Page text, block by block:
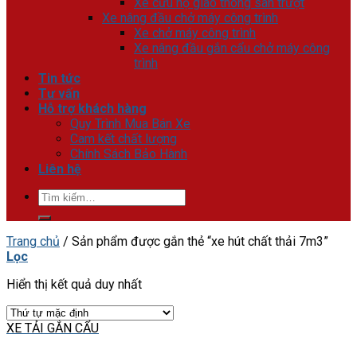
Xe nâng đầu chở máy công trình
Xe chở máy công trình
Xe nâng đầu gắn cẩu chở máy công
trình
Tin tức
Tư vấn
Hỗ trợ khách hàng
Quy Trình Mua Bán Xe
Cam kết chất lượng
Chính Sách Bảo Hành
Liên hệ
Tìm
kiếm:
Trang chủ / Sản phẩm được gắn thẻ “xe hút chất thải 7m3”
Lọc
Hiển thị kết quả duy nhất
XE TẢI GẮN CẨU